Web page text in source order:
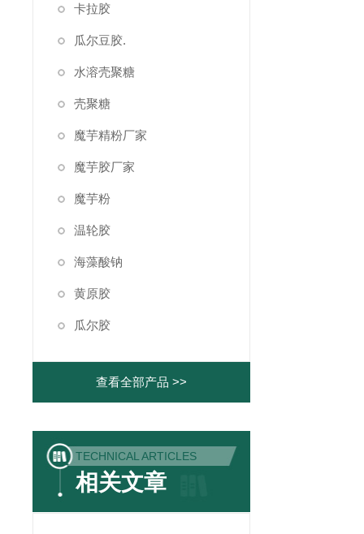
卡拉胶
瓜尔豆胶.
水溶壳聚糖
壳聚糖
魔芋精粉厂家
魔芋胶厂家
魔芋粉
温轮胶
海藻酸钠
黄原胶
瓜尔胶
查看全部产品 >>
TECHNICAL ARTICLES
相关文章